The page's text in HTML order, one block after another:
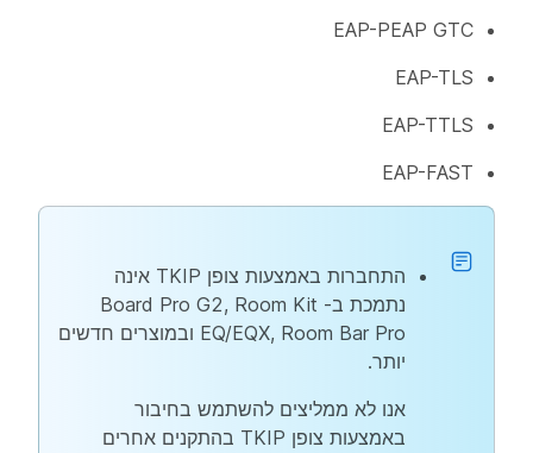
EAP-PEAP GTC
EAP-TLS
EAP-TTLS
EAP-FAST
התחברות באמצעות צופן TKIP אינה
נתמכת ב- Board Pro G2, Room Kit
EQ/EQX, Room Bar Pro ובמוצרים חדשים
יותר.
אנו לא ממליצים להשתמש בחיבור
באמצעות צופן TKIP בהתקנים אחרים